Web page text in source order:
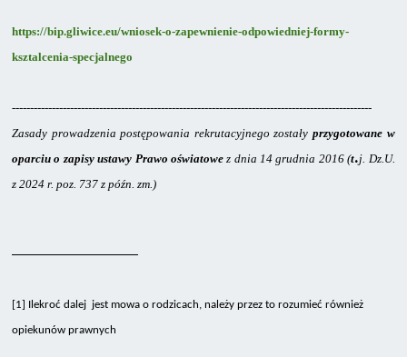
https://bip.gliwice.eu/wniosek-o-zapewnienie-odpowiedniej-formy-
ksztalcenia-specjalnego
---------------------------------------------------------------------------------------------------
Zasady prowadzenia postępowania rekrutacyjnego zostały przygotowane w
oparciu o zapisy ustawy Prawo oświatowez dnia 14 grudnia 2016 (t.j. Dz.U.
z 2024 r. poz. 737 z późn. zm.)
[1] Ilekroć dalej jest mowa o rodzicach, należy przez to rozumieć również
opiekunów prawnych